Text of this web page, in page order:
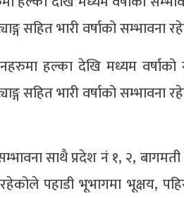
सहित भारी वर्षाको सम्भावना
हल्का देखि मध्यम
सहित भारी वर्षाको सम्भावना
साथै प्रदेश नं १, २,
पहाडी भूभागमा भूक्षय,